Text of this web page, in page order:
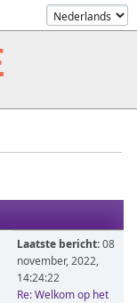
Laatste bericht:08
november, 2022,
14:24:22
Re: Welkom op het